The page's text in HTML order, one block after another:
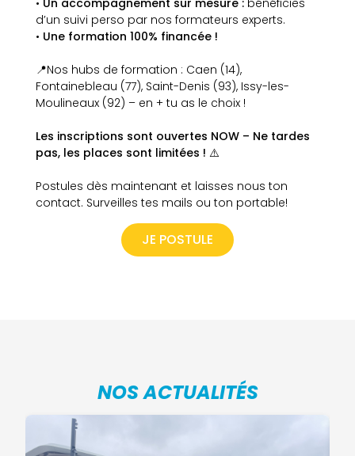
• Un accompagnement sur mesure :bénéficies
d’un suivi perso par nos formateurs experts.
• Une formation 100% financée !
📍Nos hubs de formation : Caen (14),
Fontainebleau (77), Saint-Denis (93), Issy-les-
Moulineaux (92) – en + tu as le choix !
Les inscriptions sont ouvertes NOW – Ne tardes
pas, les places sont limitées ! ⚠️
Postules dès maintenant et laisses nous ton
contact. Surveilles tes mails ou ton portable!
JE POSTULE
NOS ACTUALITÉS